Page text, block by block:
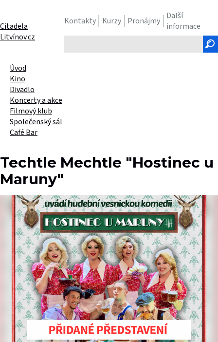
Kontakty Kurzy Pronájmy
Další
informace
text
Citadela
Litvínov.cz
Úvod
Kino
Divadlo
Koncerty a akce
Filmový klub
Společenský sál
Café Bar
Techtle Mechtle "Hostinec u
Maruny"